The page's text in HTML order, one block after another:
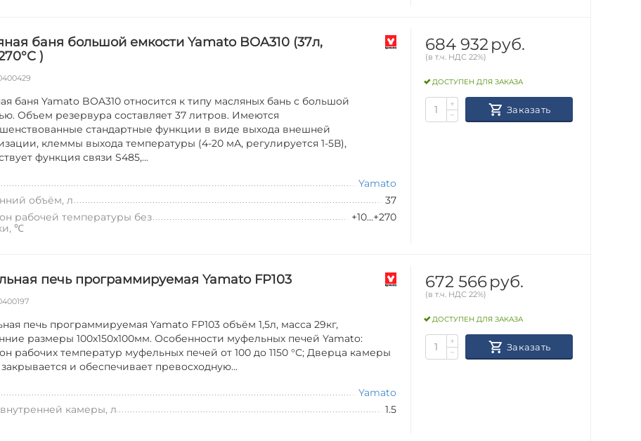
баня большой емкости Yamato BOA310 (37л,
)
баня Yamato BOA310 относится к типу масляных бань с большой
Объем резервура составляет 37 литров. Имеются
стандартные функции в виде выхода внешней
клеммы выхода температуры (4-20 мА, регулируется 1-5В),
функция связи S485,...
Yamato
объём, л
37
рабочей температуры без
℃
+10...+270
684 932руб.
(в т.ч. НДС 22%)
ДОСТУПЕН ДЛЯ ЗАКАЗА
+
−
Заказать
печь программируемая Yamato FP103
печь программируемая Yamato FP103 объём 1,5л, масса 29кг,
размеры 100х150х100мм. Особенности муфельных печей Yamato:
рабочих температур муфельных печей от 100 до 1150 °С; Дверца камеры
и обеспечивает превосходную...
Yamato
камеры, л
1.5
672 566руб.
(в т.ч. НДС 22%)
ДОСТУПЕН ДЛЯ ЗАКАЗА
+
−
Заказать